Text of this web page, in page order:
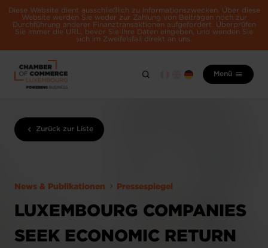
Diese Website dient ausschließlich zu Informationszwecken. Über diese
Website werden Sie weder zur Zahlung von Beiträgen noch zur
Durchführung anderer Finanztransaktionen aufgefordert. Überprüfen
Sie immer die URL, bevor Sie Ihre Daten eingeben, und wenden Sie
sich im Zweifelsfall direkt an uns.
Menü
Zurück zur Liste
News & Publikationen Pressespiegel
LUXEMBOURG COMPANIES
SEEK ECONOMIC RETURN